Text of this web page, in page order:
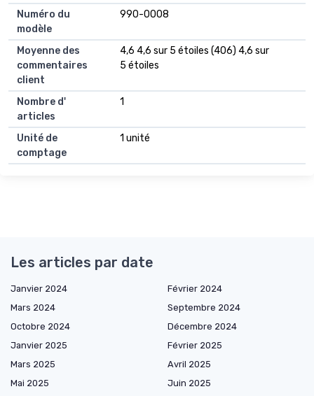
Numéro du
modèle
990-0008
Moyenne des
commentaires
client
4,6 4,6 sur 5 étoiles (406) 4,6 sur
5 étoiles
Nombre d'
articles
1
Unité de
comptage
1 unité
Les articles par date
Janvier 2024
Février 2024
Mars 2024
Septembre 2024
Octobre 2024
Décembre 2024
Janvier 2025
Février 2025
Mars 2025
Avril 2025
Mai 2025
Juin 2025